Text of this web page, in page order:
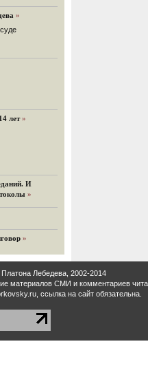
помощи.
из фонда
млрд
мощная и
Москвы» чтут
о судьбе
»
лет »
И
»
»
Лебедева, 2002-2014
материалов CМИ и комментариев
ссылка на сайт обязательна.